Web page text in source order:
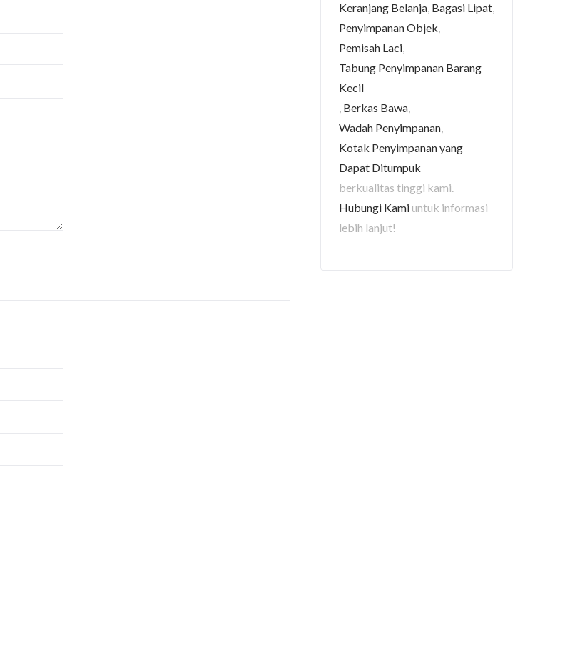
Keranjang Belanja, Bagasi Lipat,
Penyimpanan Objek,
Pemisah Laci,
Tabung Penyimpanan Barang
Kecil
, Berkas Bawa,
Wadah Penyimpanan,
Kotak Penyimpanan yang
Dapat Ditumpuk
berkualitas tinggi kami.
Hubungi Kamiuntuk informasi
lebih lanjut!